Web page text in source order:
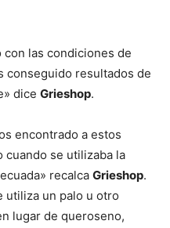
con las condiciones de
conseguido resultados de
dice Grieshop.
encontrado a estos
se utilizaba la
recalca Grieshop.
utiliza un palo u otro
lugar de queroseno,